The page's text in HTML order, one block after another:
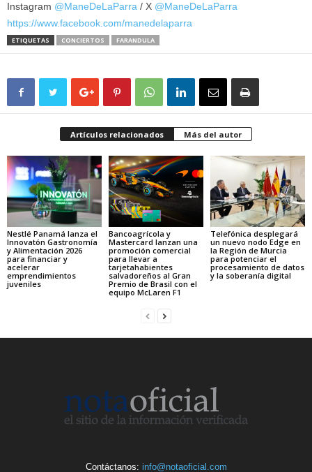
Instagram @ManeDeLaParra / X @ManeDeLaParra
https://www.facebook.com/manedelaparra
ETIQUETAS CONCIERTOS FARANDULA
Artículos relacionados Más del autor
Nestlé Panamá lanza el
Innovatón Gastronomía
y Alimentación 2026
para financiar y
acelerar
emprendimientos
juveniles
Bancoagrícola y
Mastercard lanzan una
promoción comercial
para llevar a
tarjetahabientes
salvadoreños al Gran
Premio de Brasil con el
equipo McLaren F1
Telefónica desplegará
un nuevo nodo Edge en
la Región de Murcia
para potenciar el
procesamiento de datos
y la soberanía digital
Contáctanos: info@notaoficial.com